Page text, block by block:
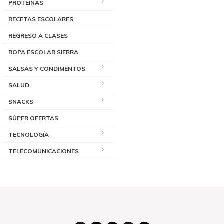
PROTEÍNAS
RECETAS ESCOLARES
REGRESO A CLASES
ROPA ESCOLAR SIERRA
SALSAS Y CONDIMENTOS
SALUD
SNACKS
SÚPER OFERTAS
TECNOLOGÍA
TELECOMUNICACIONES